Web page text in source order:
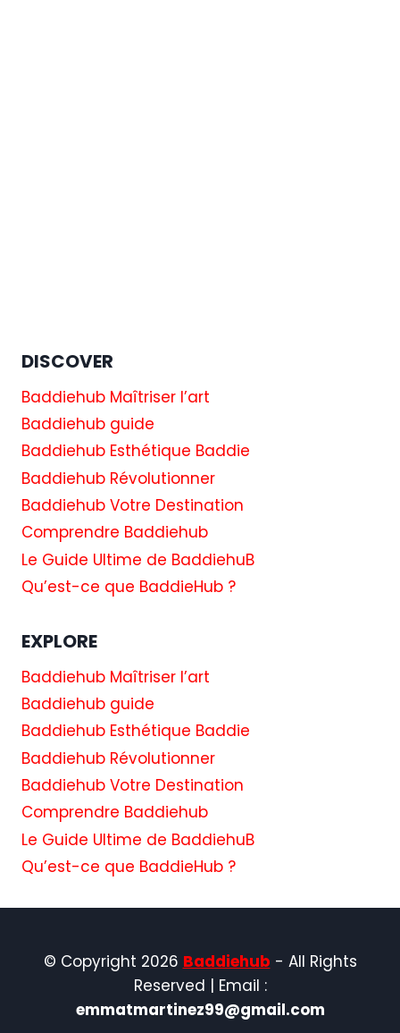
DISCOVER
Baddiehub Maîtriser l’art
Baddiehub guide
Baddiehub Esthétique Baddie
Baddiehub Révolutionner
Baddiehub Votre Destination
Comprendre Baddiehub
Le Guide Ultime de BaddiehuB
Qu’est-ce que BaddieHub ?
EXPLORE
Baddiehub Maîtriser l’art
Baddiehub guide
Baddiehub Esthétique Baddie
Baddiehub Révolutionner
Baddiehub Votre Destination
Comprendre Baddiehub
Le Guide Ultime de BaddiehuB
Qu’est-ce que BaddieHub ?
© Copyright 2026 Baddiehub - All Rights
Reserved | Email :
emmatmartinez99@gmail.com